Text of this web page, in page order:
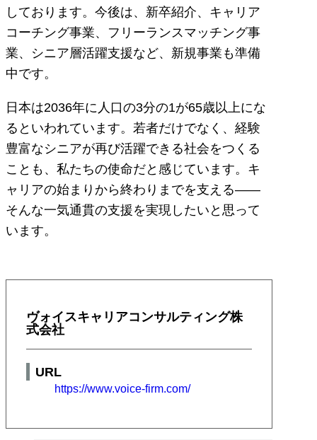
しております。今後は、新卒紹介、キャリア
コーチング事業、フリーランスマッチング事
業、シニア層活躍支援など、新規事業も準備
中です。
日本は2036年に人口の3分の1が65歳以上にな
るといわれています。若者だけでなく、経験
豊富なシニアが再び活躍できる社会をつくる
ことも、私たちの使命だと感じています。キ
ャリアの始まりから終わりまでを支える――
そんな一気通貫の支援を実現したいと思って
います。
ヴォイスキャリアコンサルティング株
式会社
URL
https://www.voice-firm.com/